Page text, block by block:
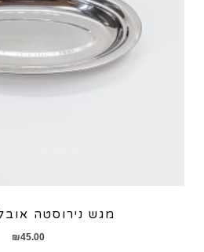
מגש נירוסטה אובלי 30
₪45.00